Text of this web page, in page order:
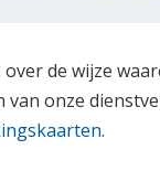
de wijze
van onze
.